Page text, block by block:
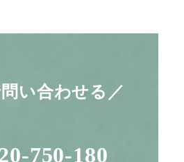
い合わせる／
750-180